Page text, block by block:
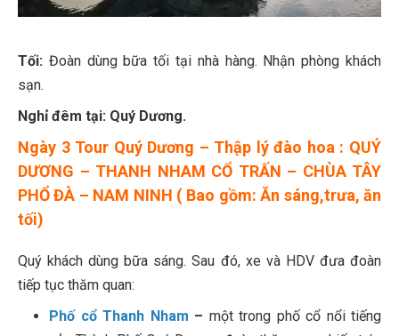
Tối: Đoàn dùng bữa tối tại nhà hàng. Nhận phòng khách
sạn.
Nghỉ đêm tại: Quý Dương.
Ngày 3 Tour Quý Dương – Thập lý đào hoa : QUÝ
DƯƠNG – THANH NHAM CỔ TRẤN – CHÙA TÂY
PHỔ ĐÀ – NAM NINH ( Bao gồm: Ăn sáng,trưa, ăn
tối)
Quý khách dùng bữa sáng. Sau đó, xe và HDV đưa đoàn
tiếp tục thăm quan:
Phố cổ Thanh Nham – một trong phố cổ nổi tiếng